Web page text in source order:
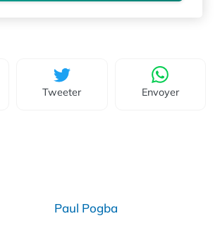
Tweeter Envoyer
Paul Pogba